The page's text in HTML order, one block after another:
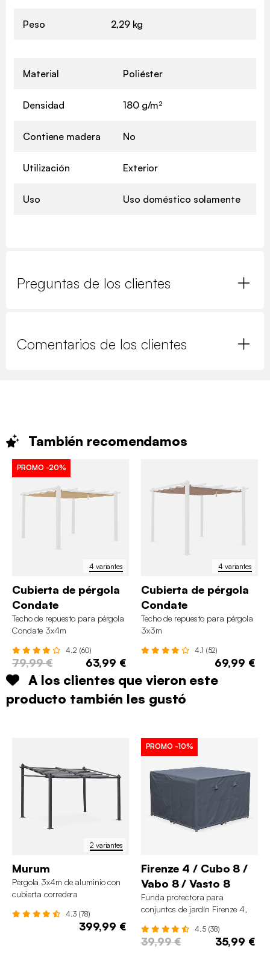
Peso 2,29 kg
Material Poliéster
Densidad 180 g/m²
Contiene madera No
Utilización Exterior
Uso Uso doméstico solamente
Preguntas de los clientes
Comentarios de los clientes
También recomendamos
4 variantes
PROMO -20%
Cubierta de pérgola
Condate
Techo de repuesto para pérgola
Condate 3x4m
4.2 (60)
79,99 € 63,99 €
4 variantes
Cubierta de pérgola
Condate
Techo de repuesto para pérgola
3x3m
4.1 (52)
69,99 €
A los clientes que vieron este
producto también les gustó
2 variantes
Murum
Pérgola 3x4m de aluminio con
cubierta corredera
4.3 (78)
399,99 €
PROMO -10%
Firenze 4 / Cubo 8 /
Vabo 8 / Vasto 8
Funda protectora para
conjuntos de jardín Firenze 4,
4.5 (38)
39,99 € 35,99 €